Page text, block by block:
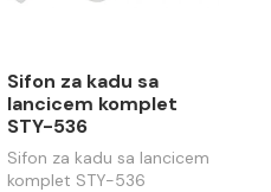
Sifon za kadu sa
lancicem komplet
STY-536
Sifon za kadu sa lancicem
komplet STY-536